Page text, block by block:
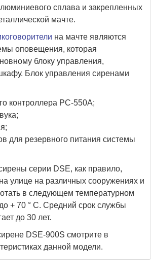
сплава и закрепленных
мачте.
на мачте являются
оповещения, которая
блоку управления,
Блок управления сиренами
контроллера PC-550A;
для резервного питания системы
серии DSE, как правило,
улице на различных сооружениях и
в следующем температурном
+ 70 ° C. Средний срок службы
до 30 лет.
DSE-900S смотрите в
данной модели.